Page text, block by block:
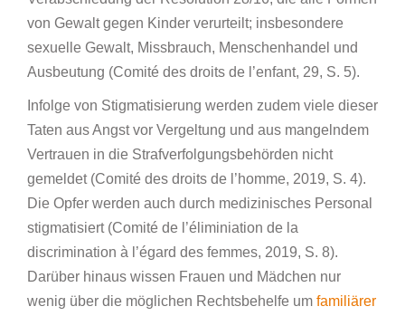
von Gewalt gegen Kinder verurteilt; insbesondere
sexuelle Gewalt, Missbrauch, Menschenhandel und
Ausbeutung (Comité des droits de l’enfant, 29, S. 5).
Infolge von Stigmatisierung werden zudem viele dieser
Taten aus Angst vor Vergeltung und aus mangelndem
Vertrauen in die Strafverfolgungsbehörden nicht
gemeldet (Comité des droits de l’homme, 2019, S. 4).
Die Opfer werden auch durch medizinisches Personal
stigmatisiert (Comité de l’éliminiation de la
discrimination à l’égard des femmes, 2019, S. 8).
Darüber hinaus wissen Frauen und Mädchen nur
wenig über die möglichen Rechtsbehelfe um familiärer